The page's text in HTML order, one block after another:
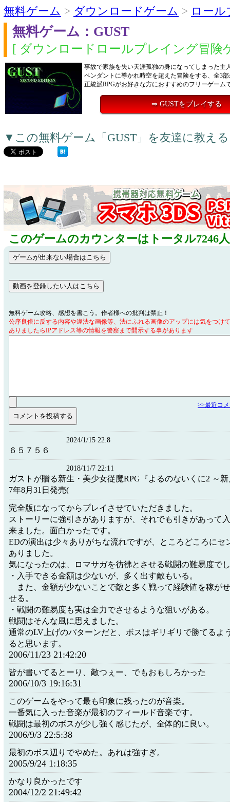
無料ゲーム > ダウンロードゲーム > ロー
無料ゲーム：GUST
[ ダウンロードロールプレイング冒険
事故で家族を失い天涯孤独の身になってしまった主
ペンダントに導かれ時空を超えた冒険をする、全3
正統派RPGがお好きな方におすすめのフリーゲーム
⇒ GUSTをプレイする
▼この無料ゲーム「GUST」を友達に教え
このゲームのカウンターはトータル7246
無料ゲーム攻略、感想を書こう。作者様への批判は禁止！
公序良俗に反する内容や違法な画像等、法にふれる画像のアップには気をつけ
ありましたらIPアドレス等の情報を警察まで開示する事があります
>>最近コ
2024/1/15 22:8
６５７５６
2018/11/7 22:11
ガストが贈る新生・美少女従魔RPG『よるのないくに2 ～
7年8月31日発売(
完全版になってからプレイさせていただきました。
ストーリーに強引さがありますが、それでも引きがあって
来ました。面白かったです。
EDの演出は少々ありがちな流れですが、ところどころにセ
ありました。
気になったのは、ロマサガを彷彿とさせる戦闘の難易度で
・入手できる金額は少ないが、多く出す敵もいる。
また、金額が少ないことで敵と多く戦って経験値を稼が
せる。
・戦闘の難易度も実は全力でさせるような狙いがある。
戦闘はそんな風に思えました。
通常のLV上げのパターンだと、ボスはギリギリで勝てるよ
ると思います。
2006/11/23 21:42:20
皆が書いてるとーり、敵つぇー、でもおもしろかった
2006/10/3 19:16:31
このゲームをやって最も印象に残ったのが音楽。
一番気に入った音楽が最初のフィールド音楽です。
戦闘は最初のボスが少し強く感じたが、全体的に良い。
2006/9/3 22:5:38
最初のボス辺りでやめた。あれは強すぎ。
2005/9/24 1:18:35
かなり良かったです
2004/12/2 21:49:42